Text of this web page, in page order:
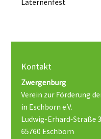
Laternenfest
Kontakt
Zwergenburg
Verein zur Förderung
in Eschborn e.V.
Ludwig-Erhard-Straße
65760 Eschborn